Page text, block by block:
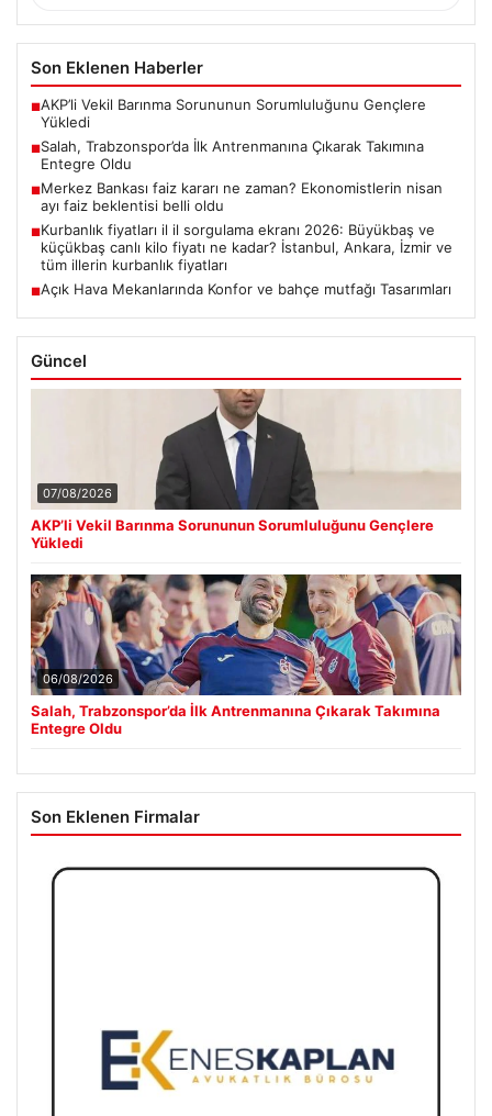
Son Eklenen Haberler
■AKP’li Vekil Barınma Sorununun Sorumluluğunu Gençlere
Yükledi
■Salah, Trabzonspor’da İlk Antrenmanına Çıkarak Takımına
Entegre Oldu
■Merkez Bankası faiz kararı ne zaman? Ekonomistlerin nisan
ayı faiz beklentisi belli oldu
■Kurbanlık fiyatları il il sorgulama ekranı 2026: Büyükbaş ve
küçükbaş canlı kilo fiyatı ne kadar? İstanbul, Ankara, İzmir ve
tüm illerin kurbanlık fiyatları
■Açık Hava Mekanlarında Konfor ve bahçe mutfağı Tasarımları
Güncel
07/08/2026
AKP’li Vekil Barınma Sorununun Sorumluluğunu Gençlere
Yükledi
06/08/2026
Salah, Trabzonspor’da İlk Antrenmanına Çıkarak Takımına
Entegre Oldu
Son Eklenen Firmalar